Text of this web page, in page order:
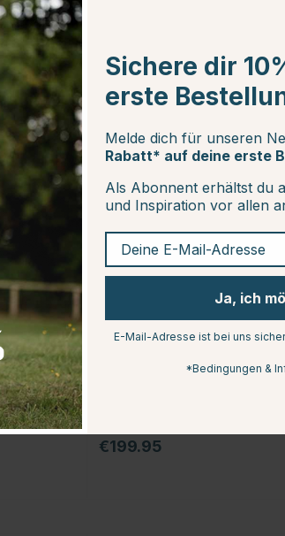
Zügeln
€199.95
Sichere dir
erste
Melde dich für unseren
Rabatt* auf deine erste
Als Abonnent erhältst du
und Inspiration vor allen
Deine E-Mail-Adresse
Ja, ich
E-Mail-Adresse ist bei uns
*Bedingungen &